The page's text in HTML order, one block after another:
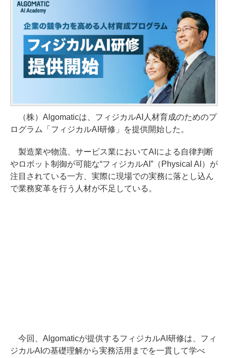
（株）Algomaticは、フィジカルAI人材育成のためのプ
ログラム「フィジカルAI研修」を提供開始した。
製造業や物流、サービス業においてAIによる自律判断
やロボット制御が可能な“フィジカルAI”（Physical AI）が
注目されている一方、実際に現場での実務に落とし込ん
で業務変革を行う人材が不足している。
今回、Algomaticが提供するフィジカルAI研修は、フィ
ジカルAIの基礎理解から実務活用までを一貫して学べ